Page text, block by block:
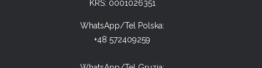
KRS: 0001026351
WhatsApp/Tel Polska:
+48 572409259